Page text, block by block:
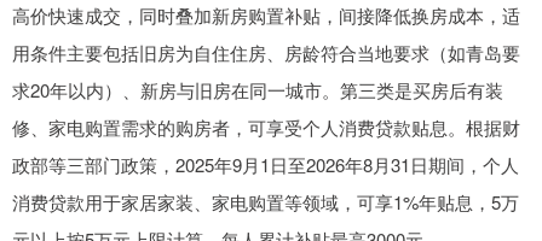
高价快速成交，同时叠加新房购置补贴，间接降低换房成本，适
用条件主要包括旧房为自住住房、房龄符合当地要求（如青岛要
求20年以内）、新房与旧房在同一城市。第三类是买房后有装
修、家电购置需求的购房者，可享受个人消费贷款贴息。根据财
政部等三部门政策，2025年9月1日至2026年8月31日期间，个人
消费贷款用于家居家装、家电购置等领域，可享1%年贴息，5万